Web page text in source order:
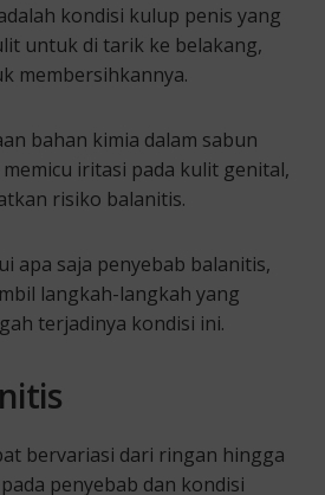
kondisi kulup penis yang
untuk di tarik ke belakang,
membersihkannya.
bahan kimia dalam sabun
iritasi pada kulit genital,
risiko balanitis.
apa saja penyebab balanitis,
langkah-langkah yang
terjadinya kondisi ini.
bervariasi dari ringan hingga
penyebab dan kondisi